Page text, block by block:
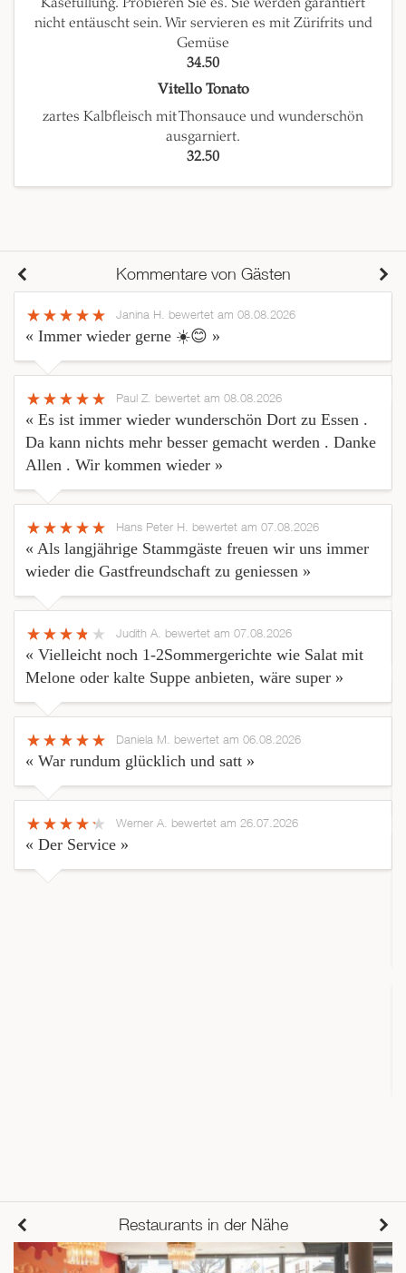
nicht entäuscht sein. Wir servieren es mit Zürifrits und
Gemüse
34.50
Vitello Tonato
zartes Kalbfleisch mit Thonsauce und wunderschön
ausgarniert.
32.50
Kommentare von Gästen
Janina H. bewertet am 08.08.2026
« Immer wieder gerne ☀️😊 »
Paul Z. bewertet am 08.08.2026
« Es ist immer wieder wunderschön Dort zu Essen .
Da kann nichts mehr besser gemacht werden . Danke
Allen . Wir kommen wieder »
Hans Peter H. bewertet am 07.08.2026
« Als langjährige Stammgäste freuen wir uns immer
wieder die Gastfreundschaft zu geniessen »
Judith A. bewertet am 07.08.2026
« Vielleicht noch 1-2Sommergerichte wie Salat mit
Melone oder kalte Suppe anbieten, wäre super »
Daniela M. bewertet am 06.08.2026
« War rundum glücklich und satt »
Werner A. bewertet am 26.07.2026
« Der Service »
Restaurants in der Nähe